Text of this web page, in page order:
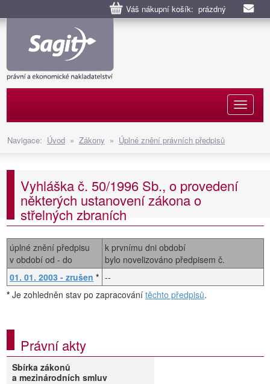
Váš nákupní košík: prázdný
Navigace: Úvod » Zákony » Úplné znění právních předpisů
Vyhláška č. 50/1996 Sb., o provedení
některých ustanovení zákona o
střelných zbraních
úplné znění předpisu
v období od - do
k prvnímu dni období
bylo novelizováno předpisem č.
01. 01. 2003 - zrušen * --
* Je zohledněn stav po zapracování těchto předpisů.
Právní akty
Sbírka zákonů
a mezinárodních smluv